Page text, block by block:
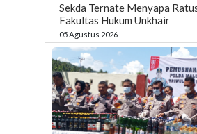
Sekda Ternate Menyapa
Fakultas Hukum Unkhair
05 Agustus 2026